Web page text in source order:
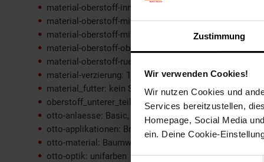
Zustimmung
Wir verwenden Cookies!
Wir nutzen Cookies und
Services bereitzustellen,
Homepage, Social Media
ein. Deine Cookie-
material-oberstoff-innenseite: 100% not_applicable
material-oberstoff-mittlere-schicht: 100%
material-oberstoff-mittlerer-teil: 100% not_applicable
material-oberstoff-oberer-teil: 100% not_applicable
material-oberstoff-rueckseite: 100% not_applicable
material-verzierung: 100% not_applicable
material_futter: kein Schuh
oberstoff_unterer_teil: 100% not_applicable
otto-anlaesse: Basic, Homewear, Streetwear,
otto-applikationen: Brandlabel innen
otto-material: Baumwolle
otto-optik: unifarben